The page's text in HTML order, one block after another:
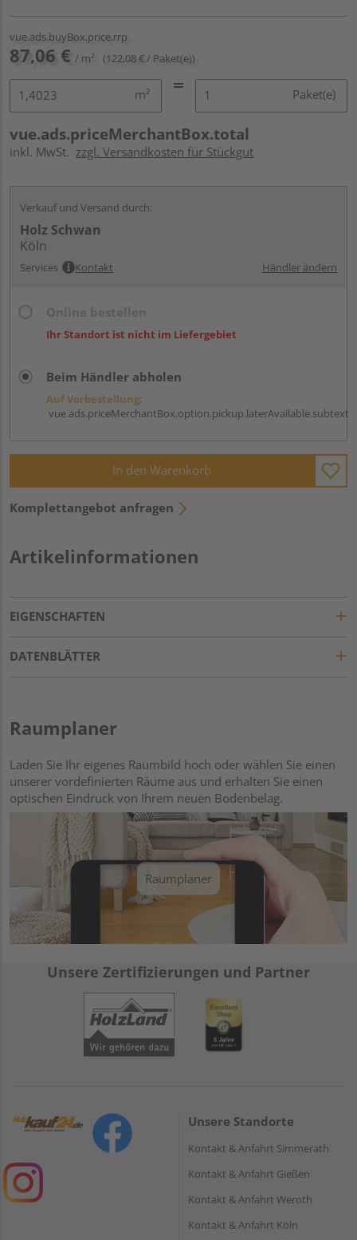
vue.ads.buyBox.price.rrp
87,06 € / m² (122,08 € / Paket(e))
m² Paket(e)
vue.ads.priceMerchantBox.total
inkl. MwSt. zzgl. Versandkosten für Stückgut
Verkauf und Versand durch:
Holz Schwan
Köln
Services Kontakt Händler ändern
Ihr Standort ist nicht im Liefergebiet
Beim Händler abholen
Auf Vorbestellung:
vue.ads.priceMerchantBox.option.pickup.laterAvailable.subtext
In den Warenkorb
Komplettangebot anfragen
Artikelinformationen
EIGENSCHAFTEN
DATENBLÄTTER
Raumplaner
Laden Sie Ihr eigenes Raumbild hoch oder wählen Sie einen
unserer vordefinierten Räume aus und erhalten Sie einen
optischen Eindruck von Ihrem neuen Bodenbelag.
Raumplaner
Unsere Zertifizierungen und Partner
Unsere Standorte
Kontakt & Anfahrt Simmerath
Kontakt & Anfahrt Gießen
Kontakt & Anfahrt Weroth
Kontakt & Anfahrt Köln